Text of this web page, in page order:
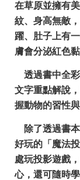
在草原並擁有
紋、身高無敵
躍、肚子上有
膚會分泌紅色
透過書中全彩
文字重點解說
握動物的習性
除了透過書本
好玩的「魔法
處玩投影遊戲
心，還可隨時